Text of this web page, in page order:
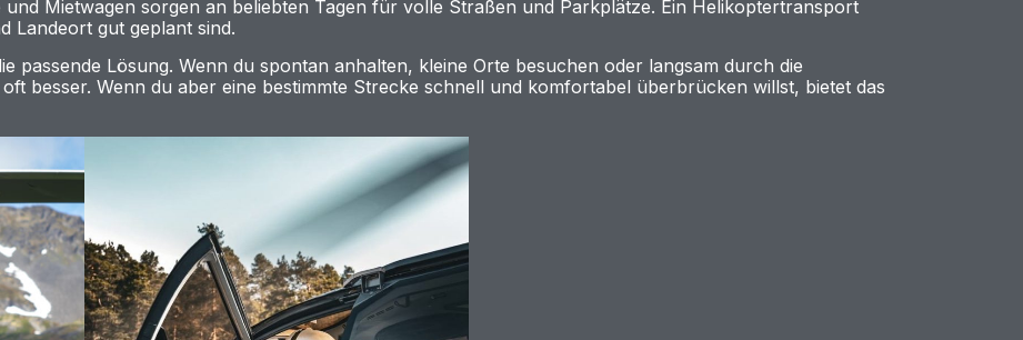
Mietwagen sorgen an beliebten Tagen für volle Straßen und Parkplätze. Ein Helikoptertransport
Landeort gut geplant sind.
passende Lösung. Wenn du spontan anhalten, kleine Orte besuchen oder langsam durch die
besser. Wenn du aber eine bestimmte Strecke schnell und komfortabel überbrücken willst, bietet das